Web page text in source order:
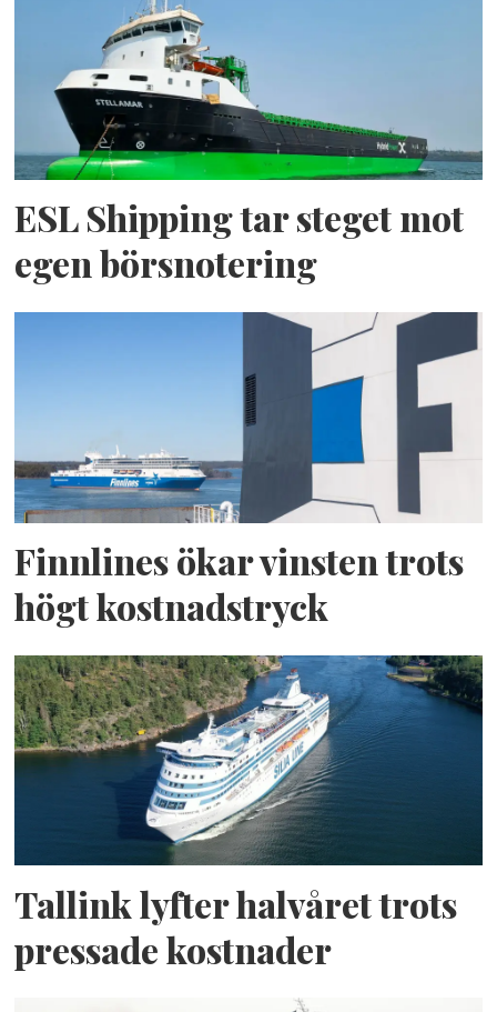
ESL Shipping tar steget mot
egen börsnotering
Finnlines ökar vinsten trots
högt kostnadstryck
Tallink lyfter halvåret trots
pressade kostnader